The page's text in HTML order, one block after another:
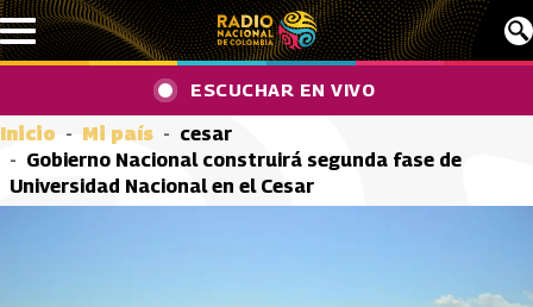
Pasar al contenido principal
ESCUCHAR EN VIVO
Inicio Mi país
cesar
Gobierno Nacional construirá segunda fase de
Universidad Nacional en el Cesar